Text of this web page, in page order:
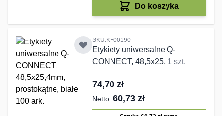
Do koszyka
SKU:KF00190
Etykiety uniwersalne Q-
CONNECT, 48,5x25, 1 szt.
74,70 zł
60,73 zł